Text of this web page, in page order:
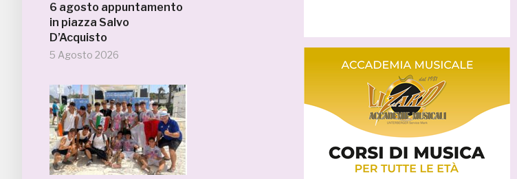
6 agosto appuntamento
in piazza Salvo
D’Acquisto
5 Agosto 2026